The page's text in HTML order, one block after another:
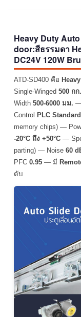
Heavy Duty
door:สีธรรมดา
DC24V 120W
ATD-SD400 คือ
Single-Winged 500 ก
Width 500-6000 มม. —
Control PLC
memory chips) —
-20°C ถึง +50°C —
parting) — Noise 60
PFC 0.95 — มี
ดับ